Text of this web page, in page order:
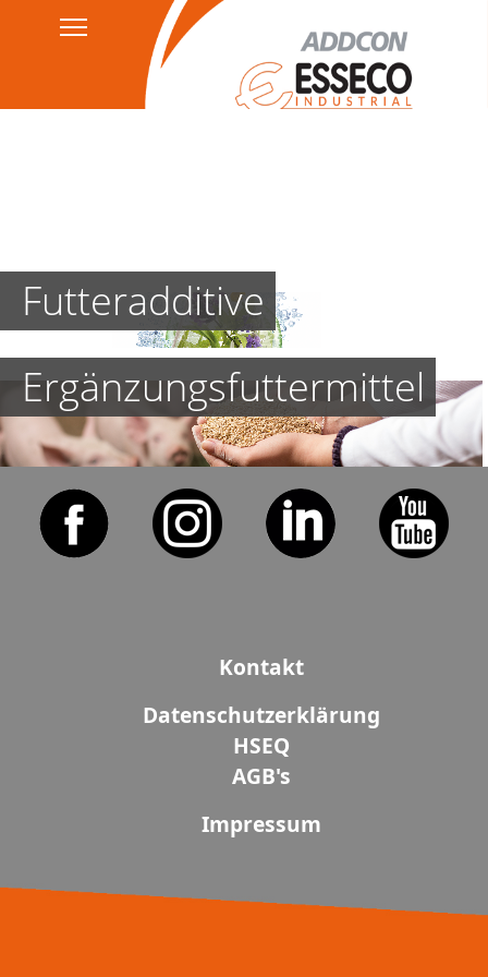
Datenschutzerklärung
HSEQ
AGB's
Futteradditive
Ergänzungsfuttermittel
Kontakt
Datenschutzerklärung
HSEQ
AGB's
Impressum